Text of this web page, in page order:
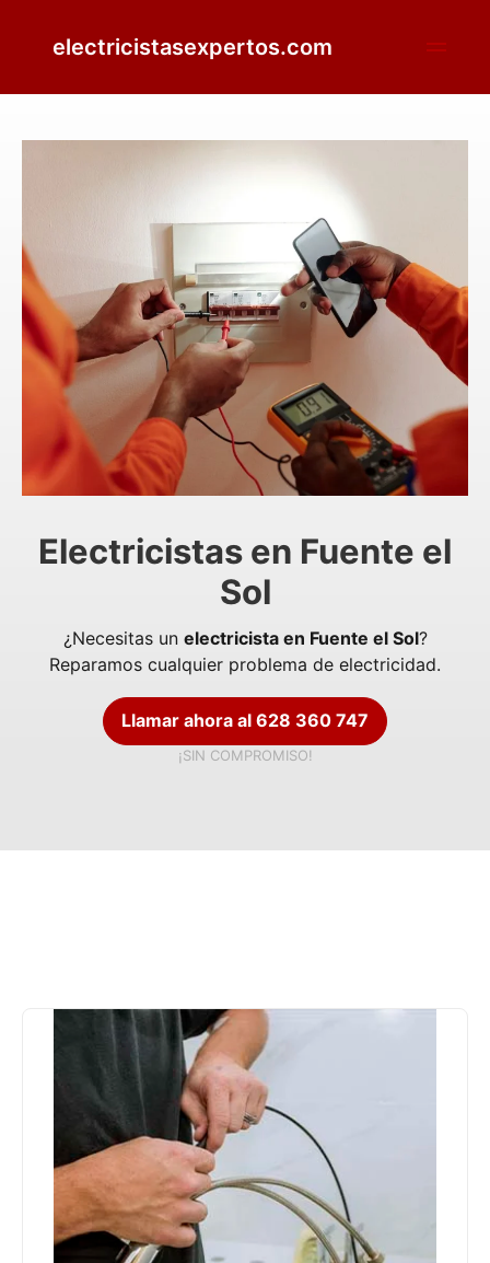
electricistasexpertos.com
Electricistas en Fuente el
Sol
¿Necesitas un electricista en Fuente el Sol?
Reparamos cualquier problema de electricidad.
Llamar ahora al 628 360 747
¡SIN COMPROMISO!